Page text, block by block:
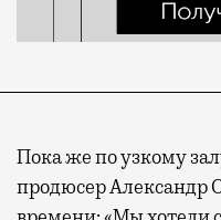
Пока же по узкому
продюсер Александр